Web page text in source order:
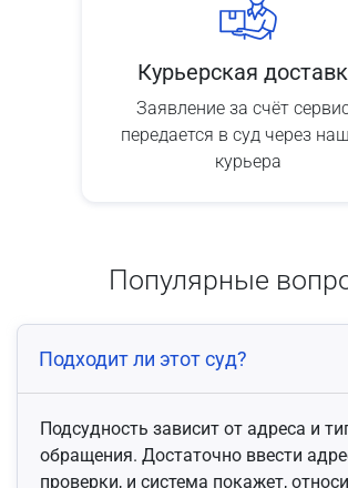
Курьерская
Заявление за счёт
передается в суд через
курьера
Популярные
Подходит ли этот суд?
Подсудность зависит от адреса и
обращения. Достаточно ввести
проверки, и система покажет,